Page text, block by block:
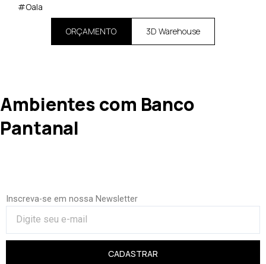
#Oala
ORÇAMENTO 3D Warehouse
Ambientes com Banco
Pantanal
Inscreva-se em nossa Newsletter
CADASTRAR